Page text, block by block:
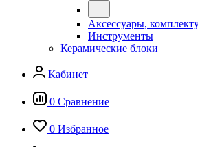
Аксессуары,
Инструменты
Керамические блоки
Кабинет
0 Сравнение
0 Избранное